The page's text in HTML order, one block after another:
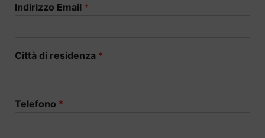
Indirizzo Email *
Città di residenza *
Telefono *